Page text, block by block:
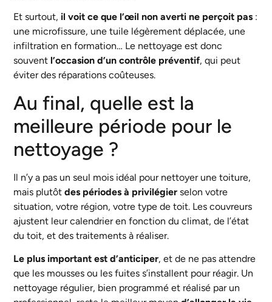
Et surtout, il voit ce que l’œil non averti ne perçoit pas :
une microfissure, une tuile légèrement déplacée, une
infiltration en formation… Le nettoyage est donc
souvent l’occasion d’un contrôle préventif, qui peut
éviter des réparations coûteuses.
Au final, quelle est la
meilleure période pour le
nettoyage ?
Il n’y a pas un seul mois idéal pour nettoyer une toiture,
mais plutôtdes périodes à privilégier selon votre
situation, votre région, votre type de toit. Les couvreurs
ajustent leur calendrier en fonction du climat, de l’état
du toit, et des traitements à réaliser.
Le plus important est d’anticiper, et de ne pas attendre
que les mousses ou les fuites s’installent pour réagir. Un
nettoyage régulier, bien programmé et réalisé par un